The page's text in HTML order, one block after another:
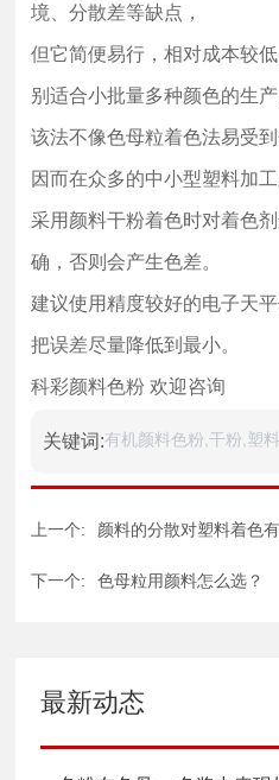
境、分散差等缺点，
但它简便易行，相对成本较
别适合小批量多种颜色的生产
该法不像色母粒着色法易受
因而在众多的中小型塑料加
采用颜料干粉着色时对着色
确，否则会产生色差。
建议使用精度较好的电子天
把误差尽量降低到最小。
科彩颜料色粉 欢迎咨询
关键词:有机颜料色粉,干粉,塑
上一个: 颜料的分散对塑料着色
下一个: 色母粒用颜料怎么选？
最新动态